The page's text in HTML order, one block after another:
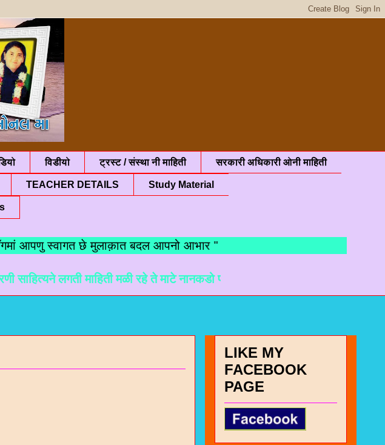
विडीयो ट्रस्ट / संस्था नी माहिती सरकारी अधिकारी ओनी माहिती
TEACHER DETAILS Study Material
ब्लॉगमां आपणु स्वागत छे मुलाक़ात बदल आपनो आभार "
लगती माहिती मळी रहे ते माटे नानकडो प्रयास करेल छे.
LIKE MY
FACEBOOK
PAGE